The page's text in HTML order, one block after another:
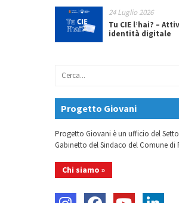
24 Luglio 2026
Tu CIE l’hai? –
identità digitale
Progetto Giovani
Progetto Giovani è un ufficio del
Gabinetto del Sindaco del Comune di
Chi siamo »